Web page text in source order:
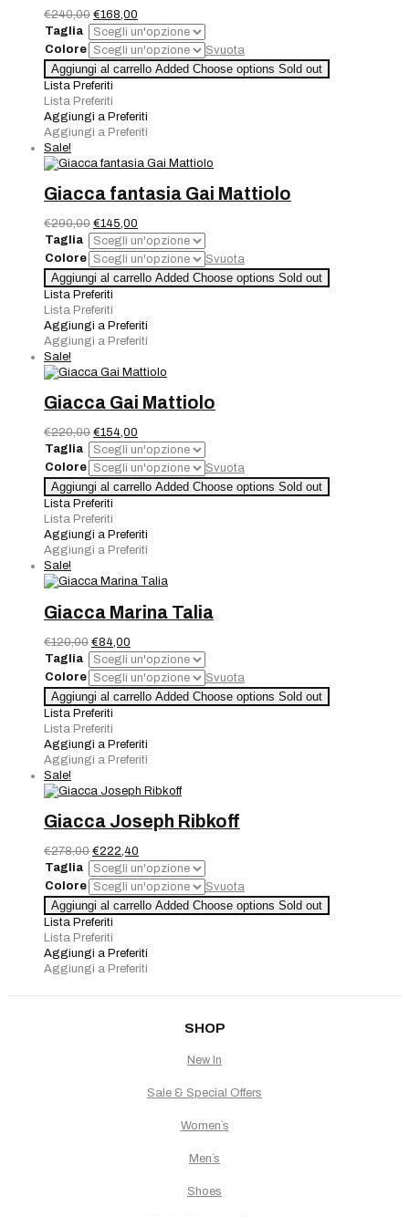
€240,00 Il
prezzo
originale
era:
€240,00.
€168,00
prezzo
attuale
è:
€168,00.
Taglia
Colore
Svuota
Giacca
Gai
Mattiolo
quantità
Aggiungi al carrello Added Choose options Sold out
Lista Preferiti
Lista Preferiti
Aggiungi a Preferiti
Aggiungi a Preferiti
Sale!
Giacca fantasia Gai Mattiolo
€290,00 Il
prezzo
originale
era:
€290,00.
€145,00
prezzo
attuale
è:
€145,00.
Taglia
Colore
Svuota
Giacca
fantasia
Gai
Mattiolo
quantità
Aggiungi al carrello Added Choose options Sold out
Lista Preferiti
Lista Preferiti
Aggiungi a Preferiti
Aggiungi a Preferiti
Sale!
Giacca Gai Mattiolo
€220,00 Il
prezzo
originale
era:
€220,00.
€154,00
prezzo
attuale
è:
€154,00.
Taglia
Colore
Svuota
Giacca
Gai
Mattiolo
quantità
Aggiungi al carrello Added Choose options Sold out
Lista Preferiti
Lista Preferiti
Aggiungi a Preferiti
Aggiungi a Preferiti
Sale!
Giacca Marina Talia
€120,00 Il
prezzo
originale
era:
€120,00.
€84,00
prezzo
attuale
è:
€84,00.
Taglia
Colore
Svuota
Giacca
Marina
Talia
quantità
Aggiungi al carrello Added Choose options Sold out
Lista Preferiti
Lista Preferiti
Aggiungi a Preferiti
Aggiungi a Preferiti
Sale!
Giacca Joseph Ribkoff
€278,00 Il
prezzo
originale
era:
€278,00.
€222,40
prezzo
attuale
è:
€222,40.
Taglia
Colore
Svuota
Giacca
Joseph
Ribkoff
quantità
Aggiungi al carrello Added Choose options Sold out
Lista Preferiti
Lista Preferiti
Aggiungi a Preferiti
Aggiungi a Preferiti
SHOP
New In
Sale & Special Offers
Women`s
Men`s
Shoes